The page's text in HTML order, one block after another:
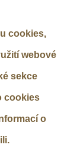
cookies,
webové
sekce
cookies
o